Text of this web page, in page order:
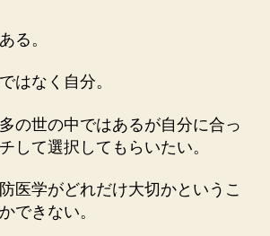
る。
はなく自分。
の世の中ではあるが自分に合っ
して選択してもらいたい。
医学がどれだけ大切かというこ
できない。